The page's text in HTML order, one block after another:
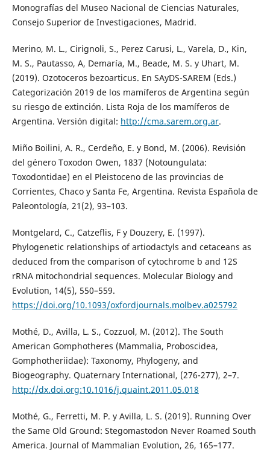
Monografías del Museo Nacional de Ciencias Naturales,
Consejo Superior de Investigaciones, Madrid.
Merino, M. L., Cirignoli, S., Perez Carusi, L., Varela, D., Kin,
M. S., Pautasso, A, Demaría, M., Beade, M. S. y Uhart, M.
(2019). Ozotoceros bezoarticus. En SAyDS-SAREM (Eds.)
Categorización 2019 de los mamíferos de Argentina según
su riesgo de extinción. Lista Roja de los mamíferos de
Argentina. Versión digital: http://cma.sarem.org.ar.
Miño Boilini, A. R., Cerdeño, E. y Bond, M. (2006). Revisión
del género Toxodon Owen, 1837 (Notoungulata:
Toxodontidae) en el Pleistoceno de las provincias de
Corrientes, Chaco y Santa Fe, Argentina. Revista Española de
Paleontología, 21(2), 93–103.
Montgelard, C., Catzeflis, F y Douzery, E. (1997).
Phylogenetic relationships of artiodactyls and cetaceans as
deduced from the comparison of cytochrome b and 12S
rRNA mitochondrial sequences. Molecular Biology and
Evolution, 14(5), 550–559.
https://doi.org/10.1093/oxfordjournals.molbev.a025792
Mothé, D., Avilla, L. S., Cozzuol, M. (2012). The South
American Gomphotheres (Mammalia, Proboscidea,
Gomphotheriidae): Taxonomy, Phylogeny, and
Biogeography. Quaternary International, (276-277), 2–7.
http://dx.doi.org:10.1016/j.quaint.2011.05.018
Mothé, G., Ferretti, M. P. y Avilla, L. S. (2019). Running Over
the Same Old Ground: Stegomastodon Never Roamed South
America. Journal of Mammalian Evolution, 26, 165–177.